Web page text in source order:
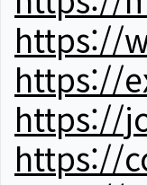
https://
https://
https://
https://